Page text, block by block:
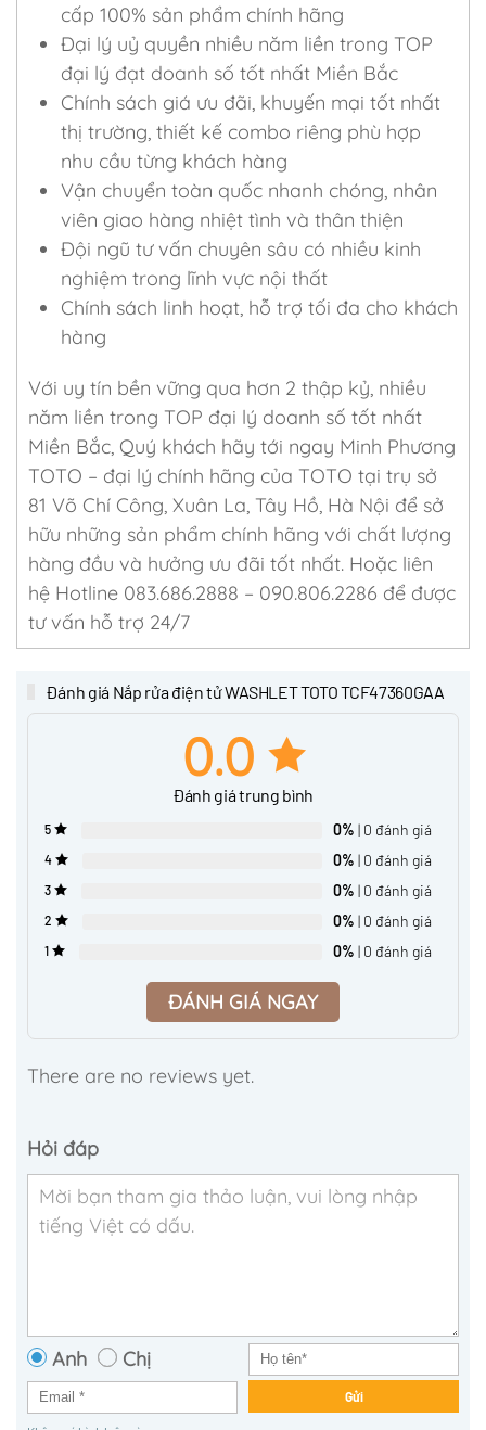
cấp 100% sản phẩm chính hãng
Đại lý uỷ quyền nhiều năm liền trong TOP
đại lý đạt doanh số tốt nhất Miền Bắc
Chính sách giá ưu đãi, khuyến mại tốt nhất
thị trường, thiết kế combo riêng phù hợp
nhu cầu từng khách hàng
Vận chuyển toàn quốc nhanh chóng, nhân
viên giao hàng nhiệt tình và thân thiện
Đội ngũ tư vấn chuyên sâu có nhiều kinh
nghiệm trong lĩnh vực nội thất
Chính sách linh hoạt, hỗ trợ tối đa cho khách
hàng
Với uy tín bền vững qua hơn 2 thập kỷ, nhiều
năm liền trong TOP đại lý doanh số tốt nhất
Miền Bắc, Quý khách hãy tới ngay Minh Phương
TOTO – đại lý chính hãng của TOTO tại trụ sở
81 Võ Chí Công, Xuân La, Tây Hồ, Hà Nội để sở
hữu những sản phẩm chính hãng với chất lượng
hàng đầu và hưởng ưu đãi tốt nhất. Hoặc liên
hệ Hotline 083.686.2888 – 090.806.2286 để được
tư vấn hỗ trợ 24/7
Đánh giá Nắp rửa điện tử WASHLET TOTO TCF47360GAA
0.0
Đánh giá trung bình
5 0% | 0 đánh giá
4 0% | 0 đánh giá
3 0% | 0 đánh giá
2 0% | 0 đánh giá
1 0% | 0 đánh giá
ĐÁNH GIÁ NGAY
There are no reviews yet.
Hỏi đáp
Anh Chị
Gửi